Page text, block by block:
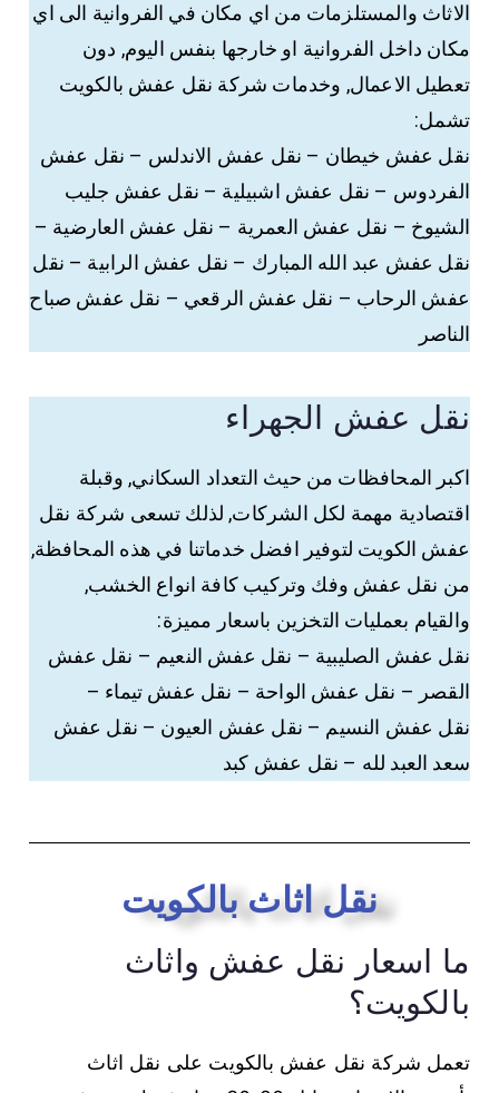
الاثاث والمستلزمات من اي مكان في الفروانية الى اي
مكان داخل الفروانية او خارجها بنفس اليوم, دون
تعطيل الاعمال, وخدمات شركة نقل عفش بالكويت
تشمل:
نقل عفش خيطان – نقل عفش الاندلس – نقل عفش
الفردوس – نقل عفش اشبيلية – نقل عفش جليب
الشيوخ – نقل عفش العمرية – نقل عفش العارضية –
نقل عفش عبد الله المبارك – نقل عفش الرابية – نقل
عفش الرحاب – نقل عفش الرقعي – نقل عفش صباح
الناصر
نقل عفش الجهراء
اكبر المحافظات من حيث التعداد السكاني, وقبلة
اقتصادية مهمة لكل الشركات, لذلك تسعى شركة نقل
عفش الكويت لتوفير افضل خدماتنا في هذه المحافظة,
من نقل عفش وفك وتركيب كافة انواع الخشب,
والقيام بعمليات التخزين باسعار مميزة:
نقل عفش الصليبية – نقل عفش النعيم – نقل عفش
القصر – نقل عفش الواحة – نقل عفش تيماء –
نقل عفش النسيم – نقل عفش العيون – نقل عفش
سعد العبد لله – نقل عفش كبد
نقل اثاث بالكويت
ما اسعار نقل عفش واثاث
بالكويت؟
تعمل شركة نقل عفش بالكويت على نقل اثاث